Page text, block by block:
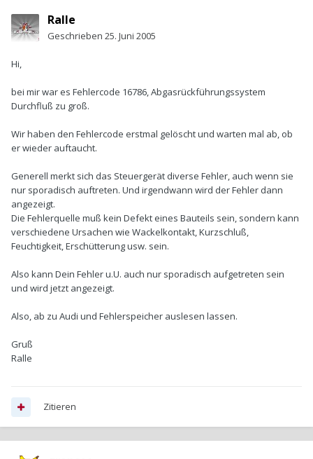
Ralle
Geschrieben 25. Juni 2005
Hi,
bei mir war es Fehlercode 16786, Abgasrückführungssystem
Durchfluß zu groß.
Wir haben den Fehlercode erstmal gelöscht und warten mal ab, ob
er wieder auftaucht.
Generell merkt sich das Steuergerät diverse Fehler, auch wenn sie
nur sporadisch auftreten. Und irgendwann wird der Fehler dann
angezeigt.
Die Fehlerquelle muß kein Defekt eines Bauteils sein, sondern kann
verschiedene Ursachen wie Wackelkontakt, Kurzschluß,
Feuchtigkeit, Erschütterung usw. sein.
Also kann Dein Fehler u.U. auch nur sporadisch aufgetreten sein
und wird jetzt angezeigt.
Also, ab zu Audi und Fehlerspeicher auslesen lassen.
Gruß
Ralle
Zitieren